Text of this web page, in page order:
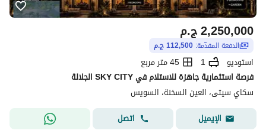
ج.م2,250,000
الدفعة المقدّمة: 112,500 ج.م
استوديو 1
45 متر مربع
فرصة استثمارية جاهزة للاستلام في SKY CITY الجلالة
سكاي سيتى، العين السخنة، السويس
الإيميل
اتصل